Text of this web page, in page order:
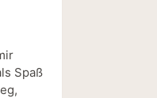
Spaß